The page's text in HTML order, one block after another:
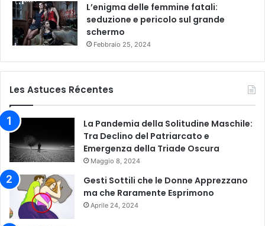
L’enigma delle femmine fatali:
seduzione e pericolo sul grande
schermo
Febbraio 25, 2024
Les Astuces Récentes
La Pandemia della Solitudine Maschile:
Tra Declino del Patriarcato e
Emergenza della Triade Oscura
Maggio 8, 2024
Gesti Sottili che le Donne Apprezzano
ma che Raramente Esprimono
Aprile 24, 2024